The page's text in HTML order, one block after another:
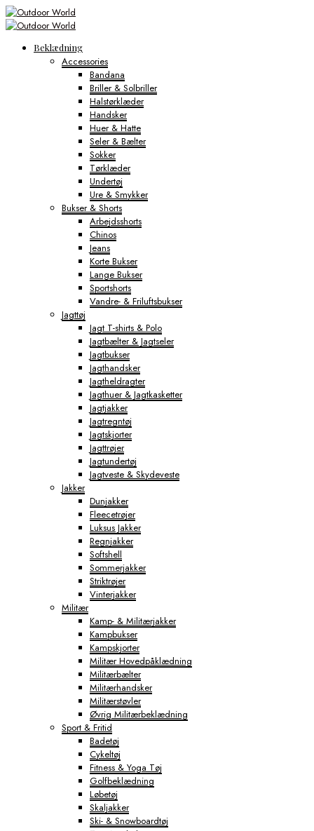
Beklædning
Accessories
Bandana
Briller & Solbriller
Halstørklæder
Handsker
Huer & Hatte
Seler & Bælter
Sokker
Tørklæder
Undertøj
Ure & Smykker
Bukser & Shorts
Arbejdsshorts
Chinos
Jeans
Korte Bukser
Lange Bukser
Sportshorts
Vandre- & Friluftsbukser
Jagttøj
Jagt T-shirts & Polo
Jagtbælter & Jagtseler
Jagtbukser
Jagthandsker
Jagtheldragter
Jagthuer & Jagtkasketter
Jagtjakker
Jagtregntøj
Jagtskjorter
Jagttrøjer
Jagtundertøj
Jagtveste & Skydeveste
Jakker
Dunjakker
Fleecetrøjer
Luksus Jakker
Regnjakker
Softshell
Sommerjakker
Striktrøjer
Vinterjakker
Militær
Kamp- & Militærjakker
Kampbukser
Kampskjorter
Militær Hovedpåklædning
Militærbælter
Militærhandsker
Militærstøvler
Øvrig Militærbeklædning
Sport & Fritid
Badetøj
Cykeltøj
Fitness & Yoga Tøj
Golfbeklædning
Løbetøj
Skaljakker
Ski- & Snowboardtøj